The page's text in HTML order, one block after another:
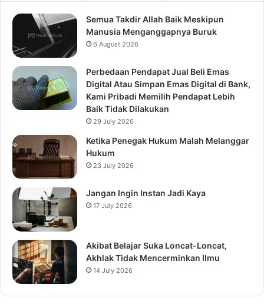
Semua Takdir Allah Baik Meskipun
Manusia Menganggapnya Buruk
6 August 2026
Perbedaan Pendapat Jual Beli Emas
Digital Atau Simpan Emas Digital di Bank,
Kami Pribadi Memilih Pendapat Lebih
Baik Tidak Dilakukan
29 July 2026
Ketika Penegak Hukum Malah Melanggar
Hukum
23 July 2026
Jangan Ingin Instan Jadi Kaya
17 July 2026
Akibat Belajar Suka Loncat-Loncat,
Akhlak Tidak Mencerminkan Ilmu
14 July 2026